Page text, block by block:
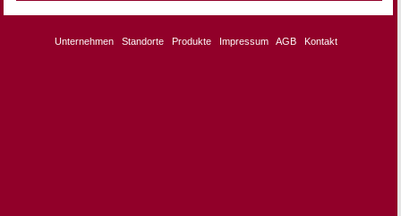
Unternehmen Standorte Produkte Impressum AGB Kontakt